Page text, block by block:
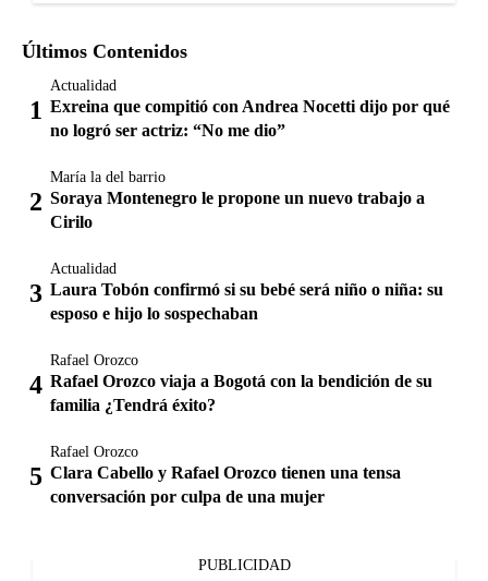
Últimos Contenidos
Actualidad
Exreina que compitió con Andrea Nocetti dijo por qué
no logró ser actriz: “No me dio”
María la del barrio
Soraya Montenegro le propone un nuevo trabajo a
Cirilo
Actualidad
Laura Tobón confirmó si su bebé será niño o niña: su
esposo e hijo lo sospechaban
Rafael Orozco
Rafael Orozco viaja a Bogotá con la bendición de su
familia ¿Tendrá éxito?
Rafael Orozco
Clara Cabello y Rafael Orozco tienen una tensa
conversación por culpa de una mujer
PUBLICIDAD